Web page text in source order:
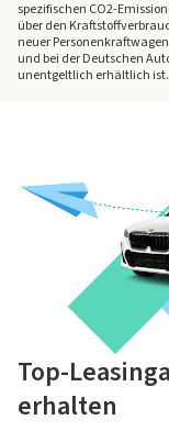
spezifischen CO2-
über den
neuer
und bei der Deutschen
unentgeltlich erhältlich ist.
Top-
erhalten